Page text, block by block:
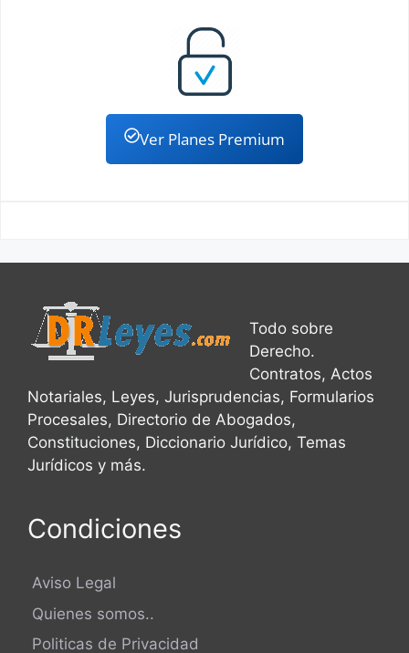
Ver Planes Premium
Todo sobre
Derecho.
Contratos, Actos
Notariales, Leyes, Jurisprudencias, Formularios
Procesales, Directorio de Abogados,
Constituciones, Diccionario Jurídico, Temas
Jurídicos y más.
Condiciones
Aviso Legal
Quienes somos..
Politicas de Privacidad